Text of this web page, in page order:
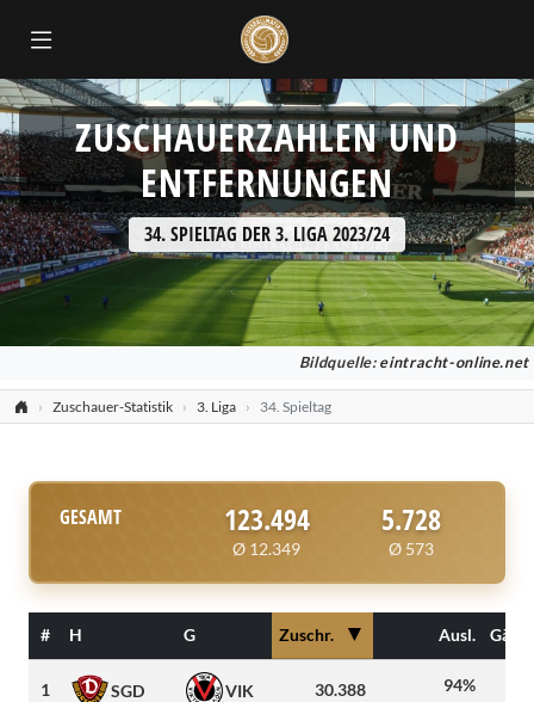
ZUSCHAUERZAHLEN UND
ENTFERNUNGEN
34. SPIELTAG DER 3. LIGA 2023/24
Bildquelle: eintracht-online.net
Zuschauer-Statistik 3. Liga 34. Spieltag
GESAMT 123.494
Ø 12.349
5.728
Ø 573
# H G Zuschr. ▼ Ausl. Gäste
1 SGD VIK 30.388 94%